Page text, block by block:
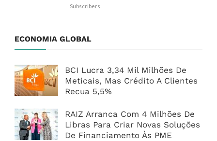
Subscribers
ECONOMIA GLOBAL
BCI Lucra 3,34 Mil Milhões De
Meticais, Mas Crédito A Clientes
Recua 5,5%
RAIZ Arranca Com 4 Milhões De
Libras Para Criar Novas Soluções
De Financiamento Às PME